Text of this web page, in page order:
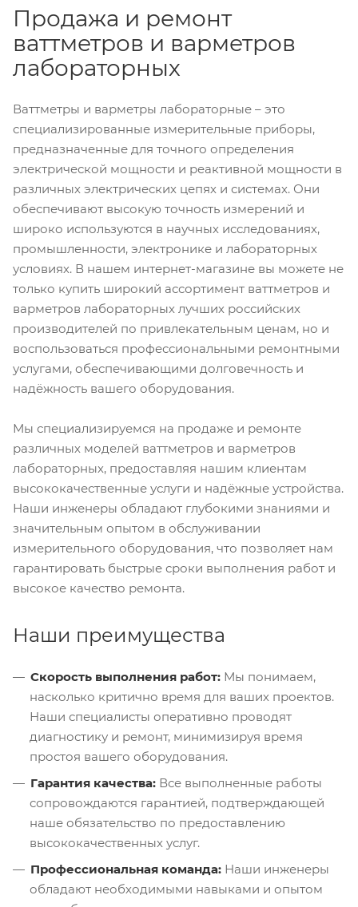
Продажа и ремонт
ваттметров и варметров
лабораторных
Ваттметры и варметры лабораторные – это
специализированные измерительные приборы,
предназначенные для точного определения
электрической мощности и реактивной мощности в
различных электрических цепях и системах. Они
обеспечивают высокую точность измерений и
широко используются в научных исследованиях,
промышленности, электронике и лабораторных
условиях. В нашем интернет-магазине вы можете не
только купить широкий ассортимент ваттметров и
варметров лабораторных лучших российских
производителей по привлекательным ценам, но и
воспользоваться профессиональными ремонтными
услугами, обеспечивающими долговечность и
надёжность вашего оборудования.
Мы специализируемся на продаже и ремонте
различных моделей ваттметров и варметров
лабораторных, предоставляя нашим клиентам
высококачественные услуги и надёжные устройства.
Наши инженеры обладают глубокими знаниями и
значительным опытом в обслуживании
измерительного оборудования, что позволяет нам
гарантировать быстрые сроки выполнения работ и
высокое качество ремонта.
Наши преимущества
Скорость выполнения работ: Мы понимаем,
насколько критично время для ваших проектов.
Наши специалисты оперативно проводят
диагностику и ремонт, минимизируя время
простоя вашего оборудования.
Гарантия качества: Все выполненные работы
сопровождаются гарантией, подтверждающей
наше обязательство по предоставлению
высококачественных услуг.
Профессиональная команда: Наши инженеры
обладают необходимыми навыками и опытом